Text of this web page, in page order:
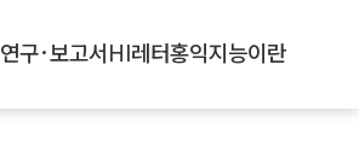
연구·보고서 HI레터홍익지능이란